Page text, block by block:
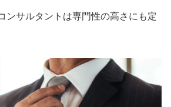
ンサルタントは専門性の高さにも定